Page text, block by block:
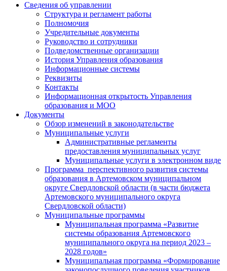
Сведения об управлении
Структура и регламент работы
Полномочия
Учредительные документы
Руководство и сотрудники
Подведомственные организации
История Управления образования
Информационные системы
Реквизиты
Контакты
Информационная открытость Управления
образования и МОО
Документы
Обзор изменений в законодательстве
Муниципальные услуги
Административные регламенты
предоставления муниципальных услуг
Муниципальные услуги в электронном виде
Программа перспективного развития системы
образования в Артемовском муниципальном
округе Свердловской области (в части бюджета
Артемовского муниципального округа
Свердловской области)
Муниципальные программы
Муниципальная программа «Развитие
системы образования Артемовского
муниципального округа на период 2023 –
2028 годов»
Муниципальная программа «Формирование